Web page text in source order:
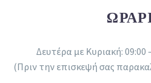
Δευτέρα με Κυριακή: 09:00
(Πριν την επισκεψή σας